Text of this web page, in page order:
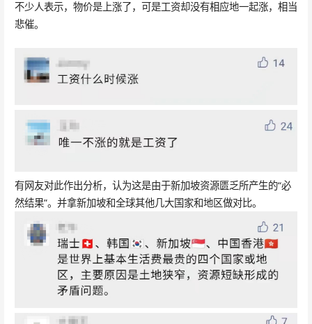
不少人表示，物价是上涨了，可是工资却没有相应地一起涨，相当
悲催。
有网友对此作出分析，认为这是由于新加坡资源匮乏所产生的“必
然结果”。并拿新加坡和全球其他几大国家和地区做对比。